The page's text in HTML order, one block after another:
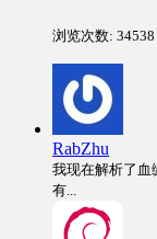
浏览次数: 34538
RabZhu
我现在解析了血
有...